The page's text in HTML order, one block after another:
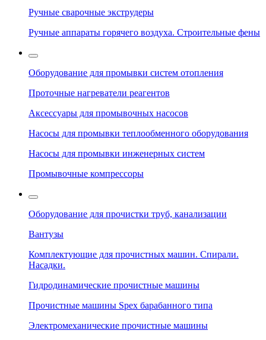
Ручные сварочные экструдеры
Ручные аппараты горячего воздуха. Строительные фены
Оборудование для промывки систем отопления
Проточные нагреватели реагентов
Аксессуары для промывочных насосов
Насосы для промывки теплообменного оборудования
Насосы для промывки инженерных систем
Промывочные компрессоры
Оборудование для прочистки труб, канализации
Вантузы
Комплектующие для прочистных машин. Спирали.
Насадки.
Гидродинамические прочистные машины
Прочистные машины Spex барабанного типа
Электромеханические прочистные машины